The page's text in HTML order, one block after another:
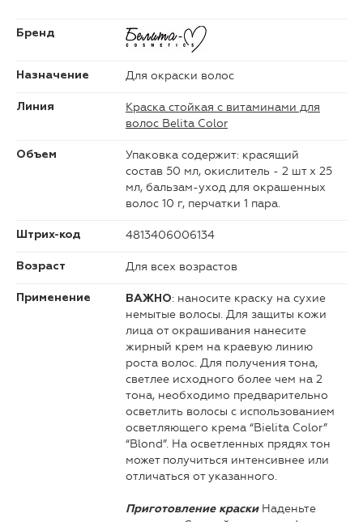
Бренд
Назначение Для окраски волос
Линия
Краска стойкая с витаминами для
волос Belita Color
Объем
Упаковка содержит: красящий
состав 50 мл, окислитель - 2 шт х 25
мл, бальзам-уход для окрашенных
волос 10 г, перчатки 1 пара.
Штрих-код 4813406006134
Возраст Для всех возрастов
Применение ВАЖНО: наносите краску на сухие
немытые волосы. Для защиты кожи
лица от окрашивания нанесите
жирный крем на краевую линию
роста волос. Для получения тона,
светлее исходного более чем на 2
тона, необходимо предварительно
осветлить волосы с использованием
осветляющего крема “Bielita Color”
“Blond”. На осветленных прядях тон
может получиться интенсивнее или
отличаться от указанного.
Приготовление краскиНаденьте